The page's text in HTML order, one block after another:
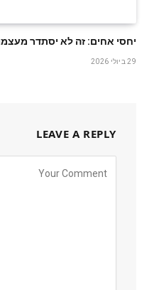
יחסי אחים: זה לא יסתדר
29 ביולי 2026
LEAVE A REPLY